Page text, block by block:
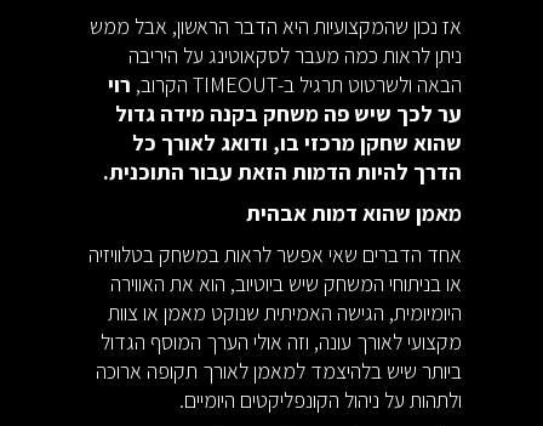
אז נכון שהמקצועיות היא הדבר הראשון, אבל ממש
ניתן לראות כמה מעבר לסקאוטינג על היריבה
הבאה ולשרטוט תרגיל ב-TIMEOUT הקרוב,
רוי
ער לכך שיש פה משחק בקנה מידה גדול
שהוא שחקן מרכזי בו, ודואג לאורך כל
הדרך להיות הדמות הזאת עבור התוכנית.
מאמן שהוא דמות אבהית
אחד הדברים שאי אפשר לראות במשחק בטלוויזיה
או בניתוחי המשחק שיש ביוטיוב, הוא את האווירה
היומיומית, הגישה האמיתית שנוקט מאמן או צוות
מקצועי לאורך עונה, וזה אולי הערך המוסף הגדול
ביותר שיש בלהיצמד למאמן לאורך תקופה ארוכה
ולתהות על ניהול הקונפליקטים היומיים.